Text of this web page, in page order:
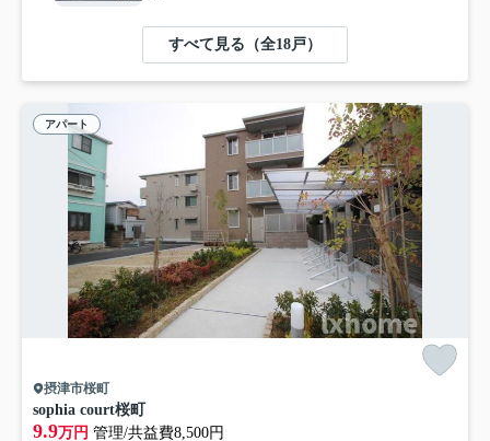
すべて見る（全18戸）
アパート
摂津市桜町
sophia court桜町
9.9万円 管理/共益費8,500円